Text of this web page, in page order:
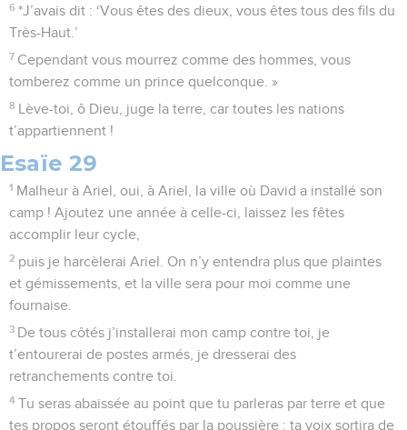
6 *J’avais dit : ‘Vous êtes des dieux, vous êtes tous des fils du
Très-Haut.’
7 Cependant vous mourrez comme des hommes, vous
tomberez comme un prince quelconque. »
8 Lève-toi, ô Dieu, juge la terre, car toutes les nations
t’appartiennent !
Esaïe 29
1 Malheur à Ariel, oui, à Ariel, la ville où David a installé son
camp ! Ajoutez une année à celle-ci, laissez les fêtes
accomplir leur cycle,
2 puis je harcèlerai Ariel. On n’y entendra plus que plaintes
et gémissements, et la ville sera pour moi comme une
fournaise.
3 De tous côtés j’installerai mon camp contre toi, je
t’entourerai de postes armés, je dresserai des
retranchements contre toi.
4 Tu seras abaissée au point que tu parleras par terre et que
tes propos seront étouffés par la poussière ; ta voix sortira de